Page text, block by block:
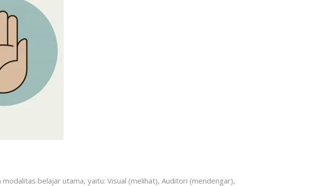
belajar utama, yaitu: Visual (melihat), Auditori (mendengar),